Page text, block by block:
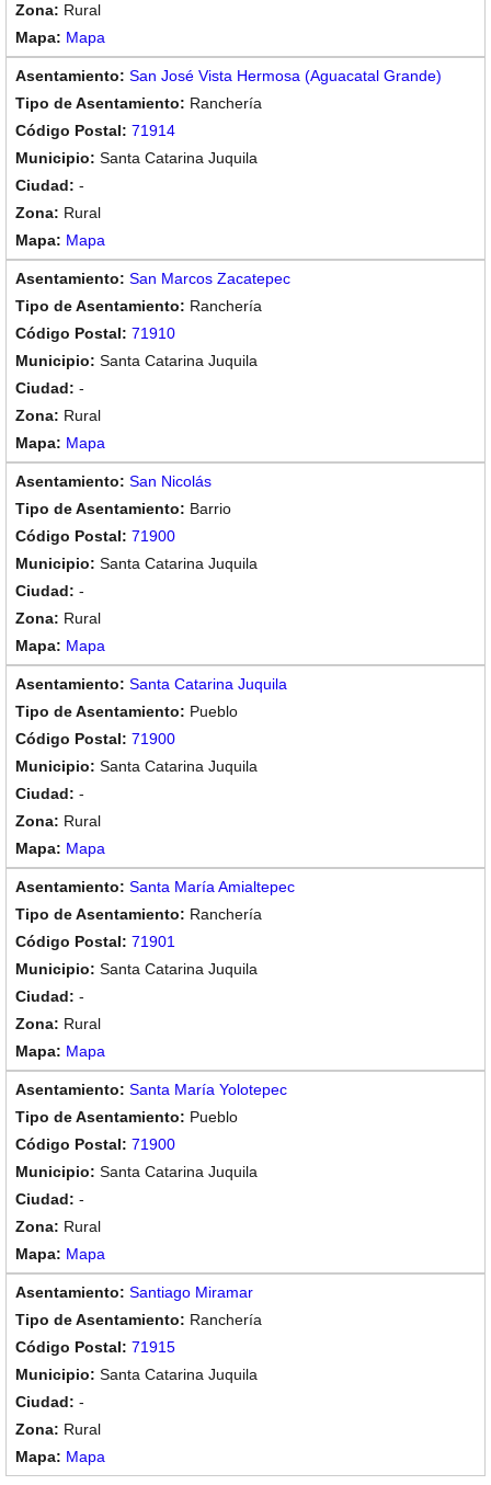
Rural
Mapa
San José Vista Hermosa (Aguacatal Grande)
Ranchería
71914
Santa Catarina Juquila
-
Rural
Mapa
San Marcos Zacatepec
Ranchería
71910
Santa Catarina Juquila
-
Rural
Mapa
San Nicolás
Barrio
71900
Santa Catarina Juquila
-
Rural
Mapa
Santa Catarina Juquila
Pueblo
71900
Santa Catarina Juquila
-
Rural
Mapa
Santa María Amialtepec
Ranchería
71901
Santa Catarina Juquila
-
Rural
Mapa
Santa María Yolotepec
Pueblo
71900
Santa Catarina Juquila
-
Rural
Mapa
Santiago Miramar
Ranchería
71915
Santa Catarina Juquila
-
Rural
Mapa